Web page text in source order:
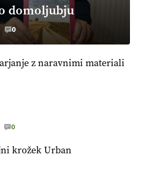
domoljubju
0
z naravnimi materiali
0
krožek Urban